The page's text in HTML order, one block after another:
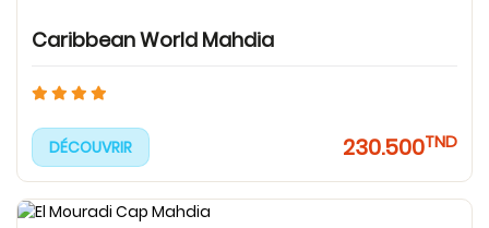
Caribbean World Mahdia
DÉCOUVRIR 230.500TND